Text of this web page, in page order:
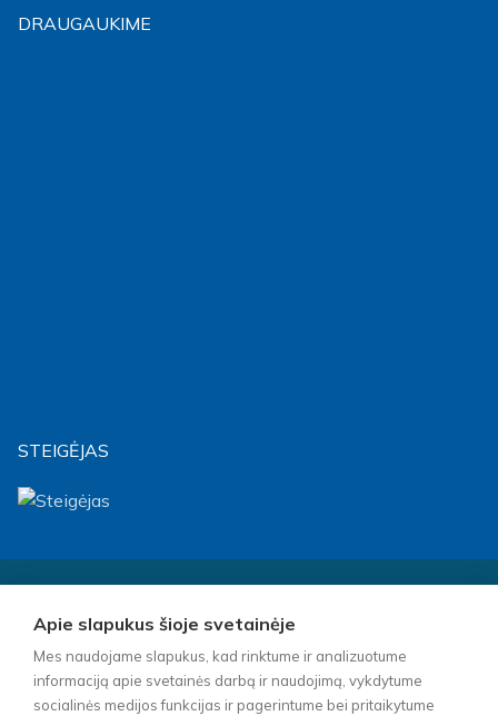
DRAUGAUKIME
STEIGĖJAS
paslaugų centras „Klaipėdos lakštutė“ – Kopijuoti turinį be
raštiško įstaigos vadovo sutikimo griežtai draudžiama.
Interneto svetainės įstaigoms
Apie slapukus šioje svetainėje
Mes naudojame slapukus, kad rinktume ir analizuotume
informaciją apie svetainės darbą ir naudojimą, vykdytume
socialinės medijos funkcijas ir pagerintume bei pritaikytume